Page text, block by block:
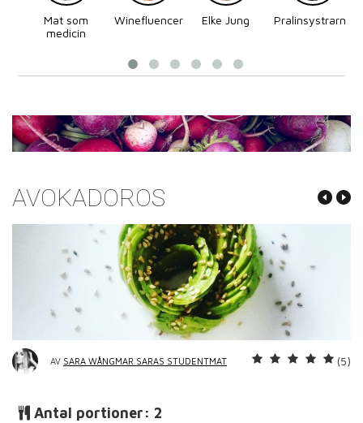
Mat som
medicin
Winefluencer Elke Jung
Pralinsystrarna
AVOKADOROS
AV SARA WÅNGMAR SARAS STUDENTMAT (5)
Antal portioner: 2